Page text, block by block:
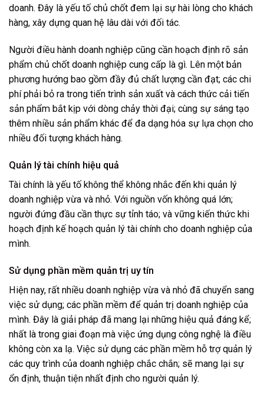
doanh. Đây là yếu tố chủ chốt đem lại sự hài lòng cho khách
hàng, xây dựng quan hệ lâu dài với đối tác.
Người điều hành doanh nghiệp cũng cần hoạch định rõ sản
phẩm chủ chốt doanh nghiệp cung cấp là gì. Lên một bản
phương hướng bao gồm đầy đủ chất lượng cần đạt; các chi
phí phải bỏ ra trong tiến trình sản xuất và cách thức cải tiến
sản phẩm bắt kịp với dòng chảy thời đại; cùng sự sáng tạo
thêm nhiều sản phẩm khác để đa dạng hóa sự lựa chọn cho
nhiều đối tượng khách hàng.
Quản lý tài chính hiệu quả
Tài chính là yếu tố không thể không nhắc đến khi quản lý
doanh nghiệp vừa và nhỏ. Với nguồn vốn không quá lớn;
người đứng đầu cần thực sự tỉnh táo; và vững kiến thức khi
hoạch định kế hoạch quản lý tài chính cho doanh nghiệp của
mình.
Sử dụng phần mềm quản trị uy tín
Hiện nay, rất nhiều doanh nghiệp vừa và nhỏ đã chuyển sang
việc sử dụng; các phần mềm để quản trị doanh nghiệp của
mình. Đây là giải pháp đã mang lại những hiệu quả đáng kể;
nhất là trong giai đoạn mà việc ứng dụng công nghệ là điều
không còn xa lạ. Việc sử dụng các phần mềm hỗ trợ quản lý
các quy trình của doanh nghiệp chắc chắn; sẽ mang lại sự
ổn định, thuận tiện nhất định cho người quản lý.